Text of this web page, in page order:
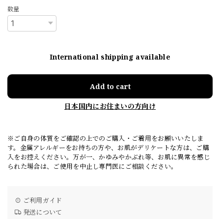
数量
International shipping available
Add to cart
日本国内にお住まいの方向け
※ご自身の体質をご確認の上でのご購入・ご着用をお願いいたしま
す。金属アレルギーをお持ちの方や、お肌がデリケートな方は、ご購
入をお控えください。万が一、かゆみやかぶれ等、お肌に異常を感じ
られた場合は、ご使用を中止し専門医にご相談ください。
ご利用ガイド
発送について